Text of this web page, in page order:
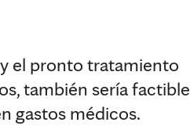
el pronto tratamiento
también sería factible
gastos médicos.